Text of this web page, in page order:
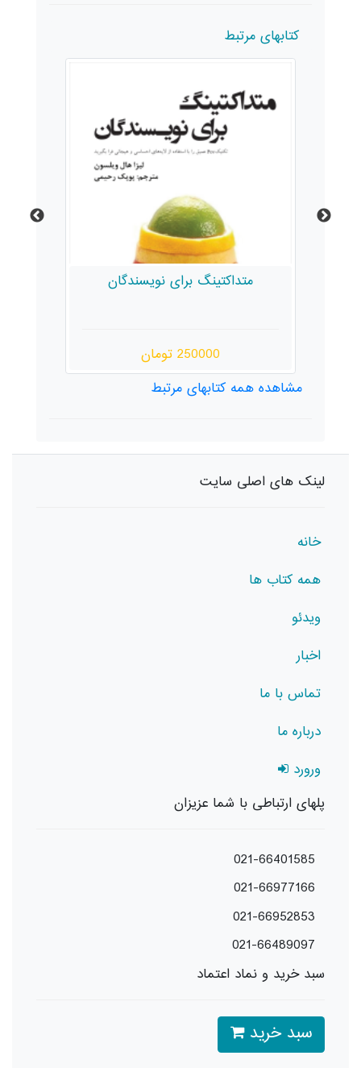
کتابهای مرتبط
راهنمای عملی طراحی صحنه،
مشاهده همه کتابهای مرتبط
لینک های اصلی سایت
خانه
همه کتاب ها
ویدئو
اخبار
تماس با ما
درباره ما
ورورد
پلهای ارتباطی با شما عزیزان
021-66401585
021-66977166
021-66952853
021-66489097
سبد خرید و نماد اعتماد
سبد خرید